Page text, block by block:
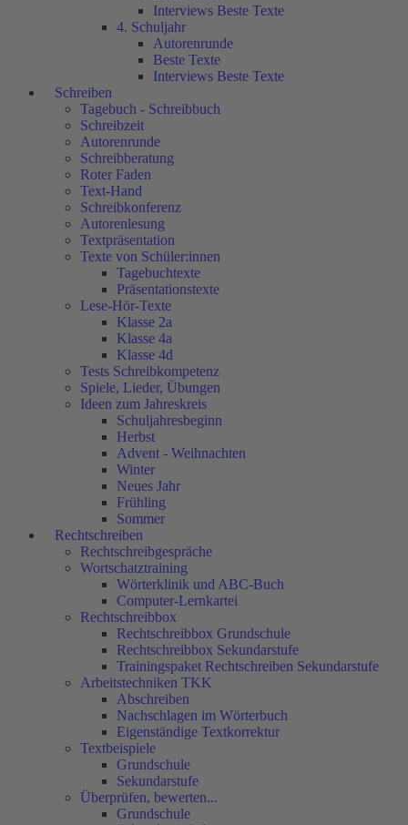
Interviews Beste Texte
4. Schuljahr
Autorenrunde
Beste Texte
Interviews Beste Texte
Schreiben
Tagebuch - Schreibbuch
Schreibzeit
Autorenrunde
Schreibberatung
Roter Faden
Text-Hand
Schreibkonferenz
Autorenlesung
Textpräsentation
Texte von Schüler:innen
Tagebuchtexte
Präsentationstexte
Lese-Hör-Texte
Klasse 2a
Klasse 4a
Klasse 4d
Tests Schreibkompetenz
Spiele, Lieder, Übungen
Ideen zum Jahreskreis
Schuljahresbeginn
Herbst
Advent - Weihnachten
Winter
Neues Jahr
Frühling
Sommer
Rechtschreiben
Rechtschreibgespräche
Wortschatztraining
Wörterklinik und ABC-Buch
Computer-Lernkartei
Rechtschreibbox
Rechtschreibbox Grundschule
Rechtschreibbox Sekundarstufe
Trainingspaket Rechtschreiben Sekundarstufe
Arbeitstechniken TKK
Abschreiben
Nachschlagen im Wörterbuch
Eigenständige Textkorrektur
Textbeispiele
Grundschule
Sekundarstufe
Überprüfen, bewerten...
Grundschule